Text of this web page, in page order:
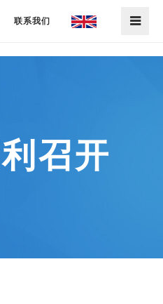
联系我们
召开